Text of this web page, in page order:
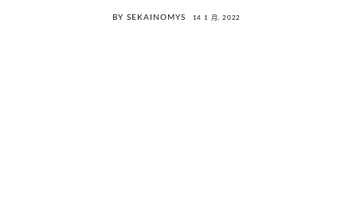
BY SEKAINOMYS 14 1 月, 2022